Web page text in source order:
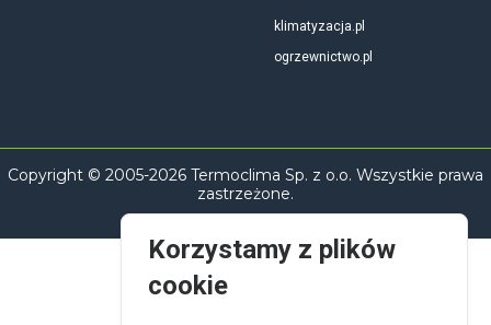
klimatyzacja.pl
ogrzewnictwo.pl
Copyright © 2005-2026 Termoclima Sp. z o.o. Wszystkie prawa
zastrzeżone.
Korzystamy z plików
cookie